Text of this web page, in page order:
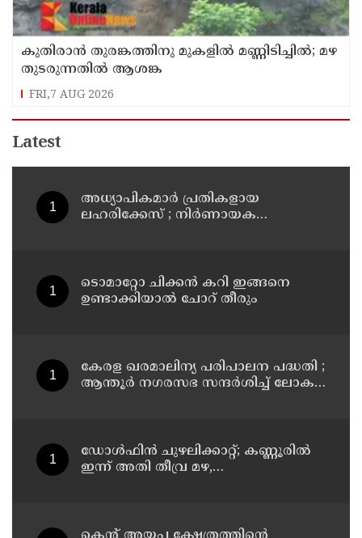
കുതിരാന്‍ തുരങ്കത്തിനു മുകളില്‍ മണ്ണിടിച്ചില്‍; മഴ
തുടരുന്നതിൽ ആശങ്ക
FRI,7 AUG 2026
Latest
അധ്യാപികമാര്‍ പ്രതികളായ
ലഹരിക്കേസ് ; നിർണായക
ടൊമാറ്റോ ചിക്കൻ കറി ഇങ്ങനെ
ഉണ്ടാക്കിയാൽ ചോറ് തീരും
കേരള ഖരമാലിന്യ പരിപാലന പദ്ധതി ;
ആന്തൂർ നഗരസഭ സന്ദർശിച്ച് ലോക
ഡോള്‍ഫിന്‍ ചുഴലിക്കാറ്റ്; കണ്ണൂരിൽ
ഇന്ന് അതി തീവ്ര മഴ,